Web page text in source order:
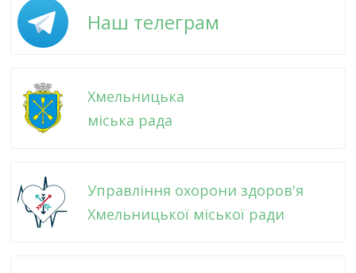
Наш телеграм
Хмельницька
міська рада
Управління охорони здоров'я
Хмельницької міської ради